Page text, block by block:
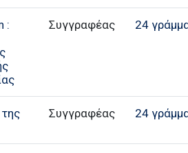
:
Συγγραφέας 24
Συγγραφέας 24